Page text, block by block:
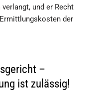
und er Recht
der
–
ist zulässig!